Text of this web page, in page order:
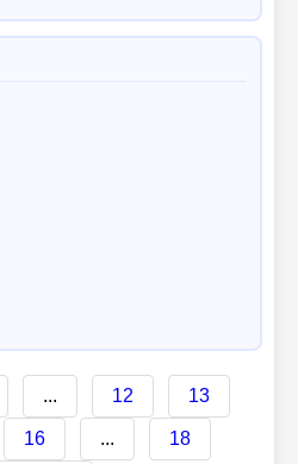
... 12 13
16 ... 18